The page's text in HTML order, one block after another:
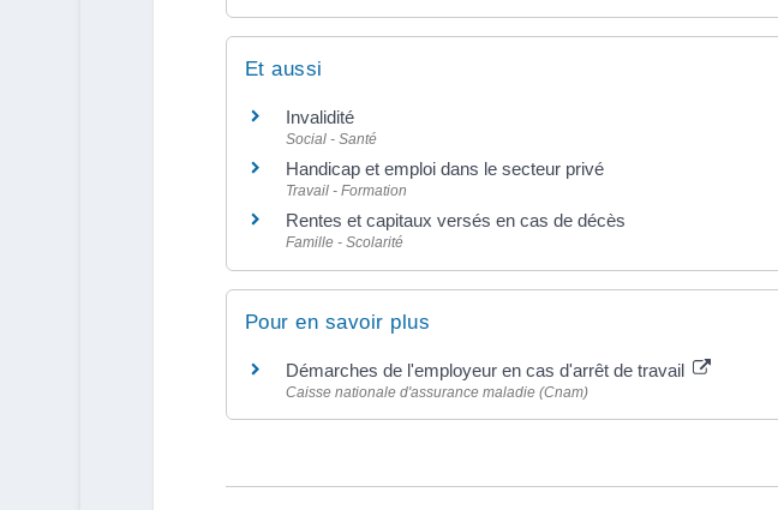
Et aussi
Invalidité
Social - Santé
Handicap et emploi dans le secteur privé
Travail - Formation
Rentes et capitaux versés en cas de décès
Famille - Scolarité
Pour en savoir plus
Démarches de l'employeur en cas d'arrêt de travail
Caisse nationale d'assurance maladie (Cnam)